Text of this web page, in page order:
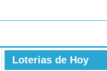
Loterias de Hoy